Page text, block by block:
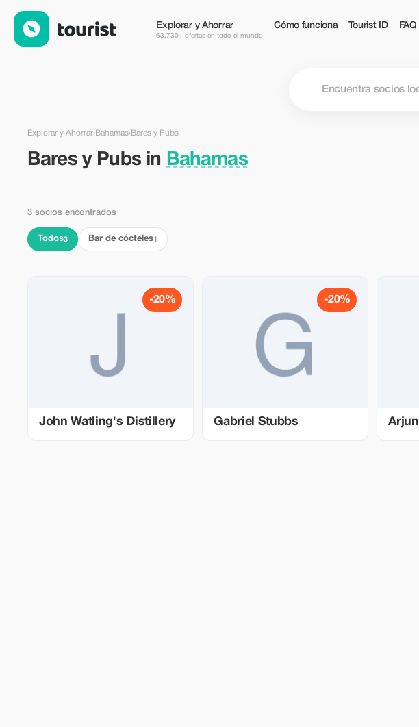
Explorar y Ahorrar
63,730+ ofertas en todo el mundo
Cómo funciona Tourist ID FAQ
Explorar y Ahorrar›Bahamas›Bares y Pubs
Bares y Pubs in Bahamas
3 socios encontrados
Todos3 Bar de cócteles1
-20%
John Watling's Distillery
-20%
Gabriel Stubbs Arjun